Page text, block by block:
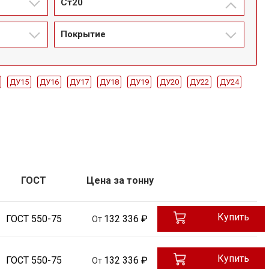
Ст20
Покрытие
ДУ15 ДУ16 ДУ17 ДУ18 ДУ19 ДУ20 ДУ22 ДУ24
ГОСТ Цена за тонну
ГОСТ 550-75 От 132 336 ₽ Купить
ГОСТ 550-75 От 132 336 ₽ Купить